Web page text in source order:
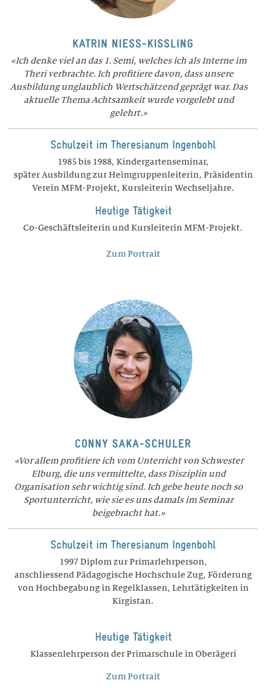
KATRIN NIESS-KISSLING
Ich denke viel an das 1. Semi, welches ich als Interne im
Theri verbrachte. Ich profitiere davon, dass unsere
Ausbildung unglaublich Wertschätzend geprägt war. Das
aktuelle Thema Achtsamkeit wurde vorgelebt und
gelehrt.
Schulzeit im Theresianum Ingenbohl
1985 bis 1988, Kindergartenseminar,
später Ausbildung zur Heimgruppenleiterin, Präsidentin
Verein MFM-Projekt, Kursleiterin Wechseljahre.
Heutige Tätigkeit
Co-Geschäftsleiterin und Kursleiterin MFM-Projekt.
Zum Portrait
CONNY SAKA-SCHULER
Vor allem profitiere ich vom Unterricht von Schwester
Elburg, die uns vermittelte, dass Disziplin und
Organisation sehr wichtig sind. Ich gebe heute noch so
Sportunterricht, wie sie es uns damals im Seminar
beigebracht hat.
Schulzeit im Theresianum Ingenbohl
1997 Diplom zur Primarlehrperson,
anschliessend Pädagogische Hochschule Zug, Förderung
von Hochbegabung in Regelklassen, Lehrtätigkeiten in
Kirgistan.
Heutige Tätigkeit
Klassenlehrperson der Primarschule in Oberägeri
Zum Portrait